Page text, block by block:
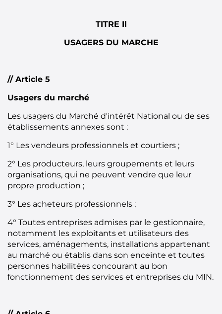
TITRE Il
USAGERS DU MARCHE
// Article 5
Usagers du marché
Les usagers du Marché d'intérêt National ou de ses
établissements annexes sont :
1° Les vendeurs professionnels et courtiers ;
2° Les producteurs, leurs groupements et leurs
organisations, qui ne peuvent vendre que leur
propre production ;
3° Les acheteurs professionnels ;
4° Toutes entreprises admises par le gestionnaire,
notamment les exploitants et utilisateurs des
services, aménagements, installations appartenant
au marché ou établis dans son enceinte et toutes
personnes habilitées concourant au bon
fonctionnement des services et entreprises du MIN.